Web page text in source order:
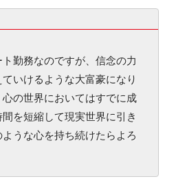
勤務なのですが、信念の力
いけるような大富豪になり
の世界においてはすでに成
を短縮して現実世界に引き
うな心を持ち続けたらよろ